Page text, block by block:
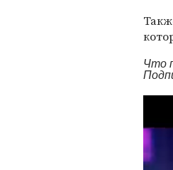
Что